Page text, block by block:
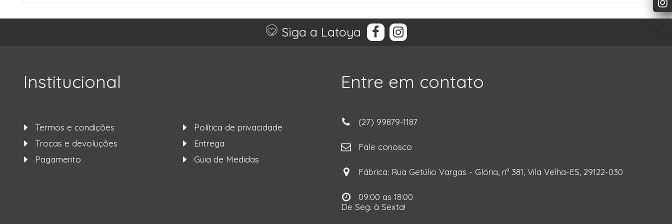
Siga a Latoya
Institucional
Termos e condições
Política de privacidade
Trocas e devoluções
Entrega
Pagamento
Guia de Medidas
Entre em contato
(27) 99879-1187
Fale conosco
Fábrica: Rua Getúlio Vargas - Glória, nº 381, Vila Velha-ES, 29122-030
09:00 as 18:00
De Seg. à Sexta!